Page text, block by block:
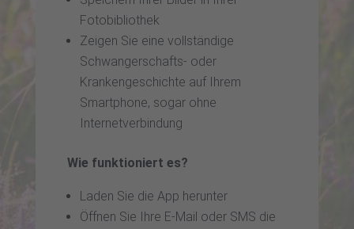
Fotobibliothek
Zeigen Sie eine vollständige
Schwangerschafts- oder
Krankengeschichte auf Ihrem
Smartphone, sogar ohne
Internetverbindung
Wie funktioniert es?
Laden Sie die App herunter
Öffnen Sie Ihre E-Mail oder SMS die